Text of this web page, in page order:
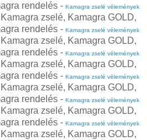
rendelés - Kamagra zselé vélemények
zselé, Kamagra GOLD,
rendelés - Kamagra zselé vélemények
zselé, Kamagra GOLD,
rendelés - Kamagra zselé vélemények
zselé, Kamagra GOLD,
rendelés - Kamagra zselé vélemények
zselé, Kamagra GOLD,
rendelés - Kamagra zselé vélemények
zselé, Kamagra GOLD,
rendelés - Kamagra zselé vélemények
zselé, Kamagra GOLD,